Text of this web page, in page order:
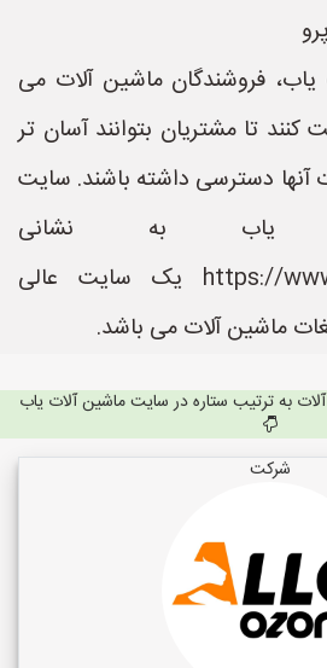
فروشندگان ماشین آلات می
کنند تا مشتریان بتوانند آسان تر
آنها دسترسی داشته باشند. سایت
یاب به نشانی
https://www.MashinalatYab.ir یک سایت عالی
ماشین آلات می باشد.
به ترتیب ستاره در سایت ماشین آلات یاب
شرکت